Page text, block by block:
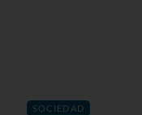
SOCIEDAD